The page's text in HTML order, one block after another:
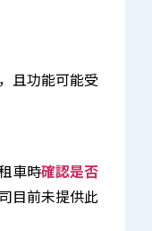
且功能可能受
車時確認是否
目前未提供此